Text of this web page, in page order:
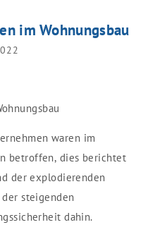
im Wohnungsbau
waren im
betroffen, dies berichtet
der explodierenden
steigenden
dahin.